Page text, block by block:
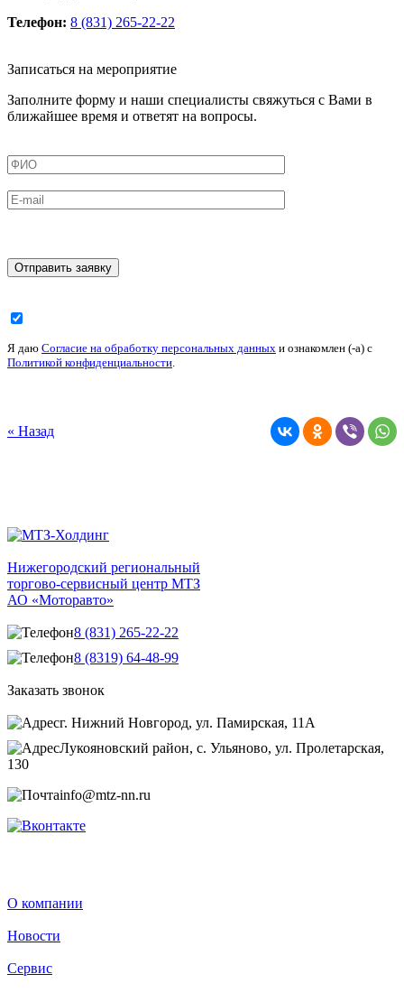
Телефон: 8 (831) 265-22-22
Записаться на мероприятие
Заполните форму и наши специалисты свяжуться с Вами в
ближайшее время и ответят на вопросы.
Я даю Согласие на обработку персональных данных и ознакомлен (-а) c
Политикой конфиденциальности
« Назад
Нижегородский региональный
торгово-сервисный центр МТЗ
АО «Моторавто»
8 (831) 265-22-22
8 (8319) 64-48-99
Заказать звонок
г. Нижний Новгород, ул. Памирская, 11А
Лукояновский район, с. Ульяново, ул. Пролетарская,
130
info@mtz-nn.ru
О компании
Новости
Сервис